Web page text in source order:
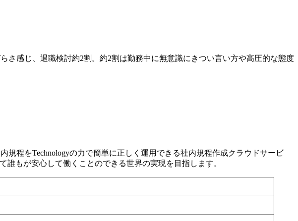
さ感じ、退職検討約2割。約2割は勤務中に無意識にきつい言い方や高圧的な態度
程をTechnologyの力で簡単に正しく運用できる社内規程作成クラウドサービ
誰もが安心して働くことのできる世界の実現を目指します。